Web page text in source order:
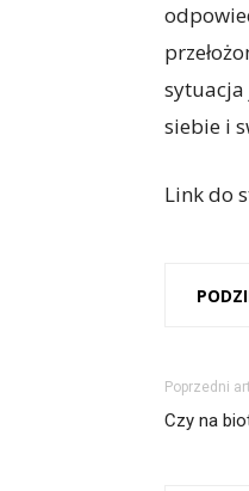
sytuacja
siebie i
Link do
Poprzedni
Czy na